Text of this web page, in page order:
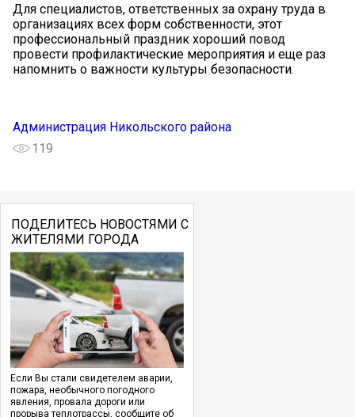
Для специалистов, ответственных за охрану труда в
организациях всех форм собственности, этот
профессиональный праздник хороший повод
провести профилактические мероприятия и еще раз
напомнить о важности культуры безопасности.
Администрация Никольского района
119
ПОДЕЛИТЕСЬ НОВОСТЯМИ С
ЖИТЕЛЯМИ ГОРОДА
Если Вы стали свидетелем аварии,
пожара, необычного погодного
явления, провала дороги или
прорыва теплотрассы, сообщите об